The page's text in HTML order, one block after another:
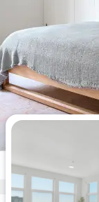
semana